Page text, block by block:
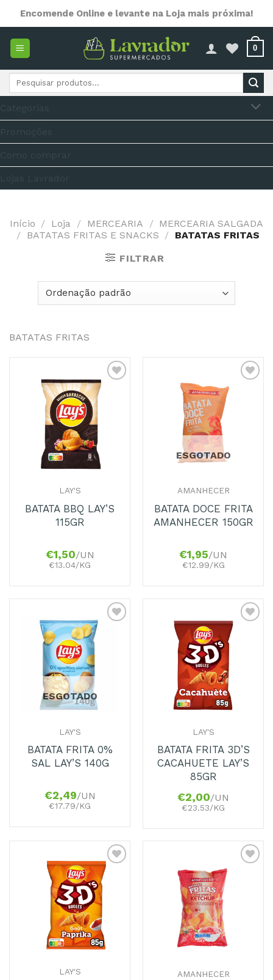
content
Encomende Online e levante na Loja mais próxima!
0
Pesquisar
Início / Loja / MERCEARIA / MERCEARIA SALGADA
/ BATATAS FRITAS E SNACKS / BATATAS FRITAS
FILTRAR
BATATAS FRITAS
Adicionar
Favoritos
LAY'S
BATATA BBQ LAY’S
115GR
€1,50/UN
€13.04/KG
Adicionar
ESGOTADO
AMANHECER
BATATA DOCE FRITA
AMANHECER 150GR
€1,95/UN
€12.99/KG
Adicionar
Favoritos
ESGOTADO
LAY'S
BATATA FRITA 0%
SAL LAY’S 140G
€2,49/UN
€17.79/KG
Adicionar
Favoritos
LAY'S
BATATA FRITA 3D’S
CACAHUETE LAY’S
85GR
€2,00/UN
€23.53/KG
Adicionar
aos
Favoritos
LAY'S
Adicionar
AMANHECER